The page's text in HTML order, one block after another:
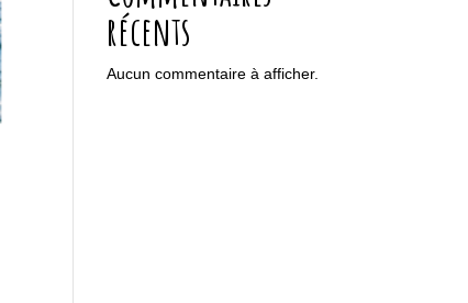
récents
Aucun commentaire à afficher.